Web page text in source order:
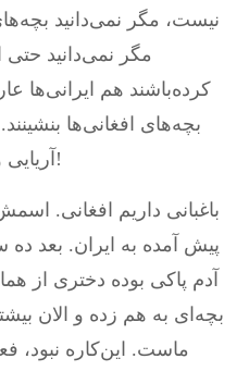
نیست، مگر نمی‌دانید
مگر نمی‌دانید حتی
کرده‌باشند هم ایرانی‌ها
بچه‌های افغانی‌ها
آریایی و همخون با آلمانی ها هستیم!
باغبانی داریم افغانی.
پیش آمده به ایران. بعد
آدم پاکی بوده دختری از
بچه‌ای به هم زده و الان
ماست. این‌کاره نبود،